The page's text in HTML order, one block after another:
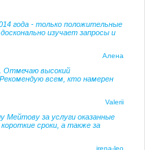
года - только положительные
изучает запросы и
Алена
Отмечаю высокий
всем, кто намерен
Valerii
Мейтову за услуги оказанные
сроки, а также за
irena-leo